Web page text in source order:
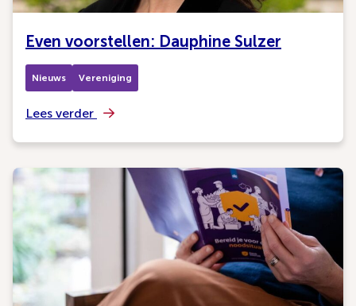
Even voorstellen: Dauphine Sulzer
Nieuws Vereniging
Lees verder